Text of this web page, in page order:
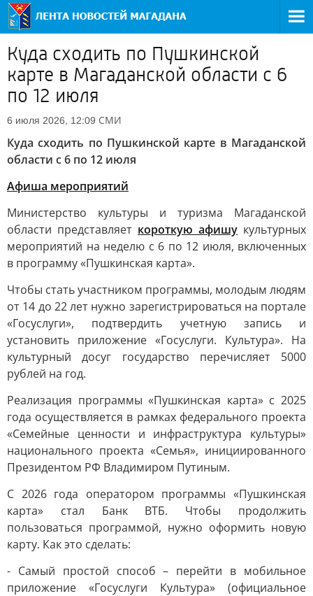
Куда сходить по Пушкинской
карте в Магаданской области с 6
по 12 июля
6 июля 2026, 12:09 СМИ
Куда сходить по Пушкинской карте в Магаданской
области с 6 по 12 июля
Афиша мероприятий
Министерство культуры и туризма Магаданской
области представляет короткую афишу культурных
мероприятий на неделю с 6 по 12 июля, включенных
в программу «Пушкинская карта».
Чтобы стать участником программы, молодым людям
от 14 до 22 лет нужно зарегистрироваться на портале
«Госуслуги», подтвердить учетную запись и
установить приложение «Госуслуги. Культура». На
культурный досуг государство перечисляет 5000
рублей на год.
Реализация программы «Пушкинская карта» с 2025
года осуществляется в рамках федерального проекта
«Семейные ценности и инфраструктура культуры»
национального проекта «Семья», инициированного
Президентом РФ Владимиром Путиным.
С 2026 года оператором программы «Пушкинская
карта» стал Банк ВТБ. Чтобы продолжить
пользоваться программой, нужно оформить новую
карту. Как это сделать:
- Самый простой способ – перейти в мобильное
приложение «Госуслуги Культура» (официальное